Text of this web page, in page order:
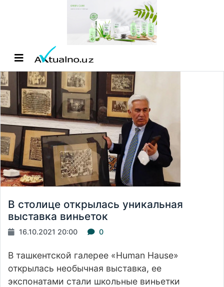
В столице открылась уникальная
выставка виньеток
16.10.2021 20:00 0
В ташкентской галерее «Human Hause»
открылась необычная выставка, ее
экспонатами стали школьные виньетки